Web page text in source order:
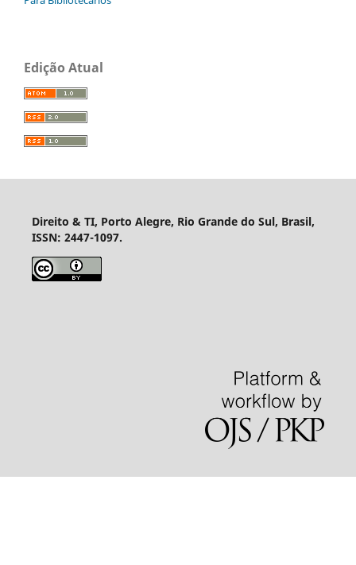
Edição Atual
Direito & TI, Porto Alegre, Rio Grande do Sul, Brasil,
ISSN: 2447-1097.